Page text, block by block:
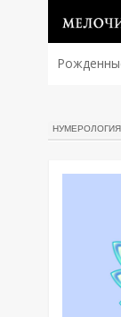
НУМЕРОЛОГИЯ